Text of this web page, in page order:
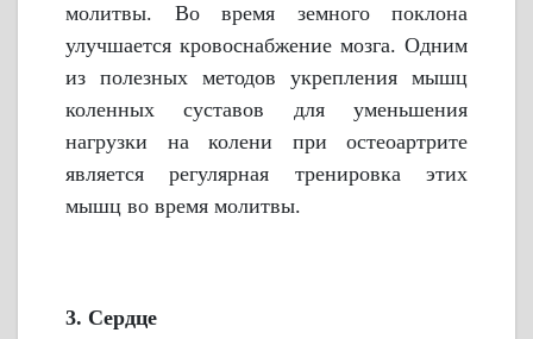
молитвы. Во время земного поклона
улучшается кровоснабжение мозга. Одним
из полезных методов укрепления мышц
коленных суставов для уменьшения
нагрузки на колени при остеоартрите
является регулярная тренировка этих
мышц во время молитвы.
3. Сердце